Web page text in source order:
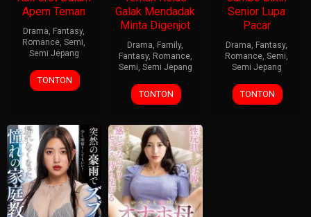
Apem Teman
Drama, Fantasy,
Romance,Semi,
Semi Jepang
TONTON
Galak Mendadak
Minta Digenjot
Drama, Family,
Fantasy, Romance,
Semi, Semi Jepang
TONTON
Senior Lupa
Pacar
Drama, Fantasy,
Romance,Semi,
Semi Jepang
TONTON